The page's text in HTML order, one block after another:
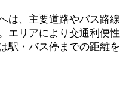
は、主要道路やバス路線
エリアにより交通利便性
駅・バス停までの距離を